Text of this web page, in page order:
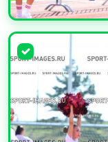
УВЕЛИЧИТЬ